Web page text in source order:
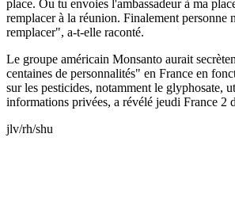
place. Ou tu envoies l'ambassadeur à ma
remplacer à la réunion. Finalement personne
remplacer", a-t-elle raconté.
Le groupe américain Monsanto aurait
centaines de personnalités" en France en
sur les pesticides, notamment le glyphosate,
informations privées, a révélé jeudi France 2
jlv/rh/shu